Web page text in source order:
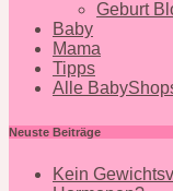
Geburt
Baby
Mama
Tipps
Alle
Neuste Beiträge
Kein